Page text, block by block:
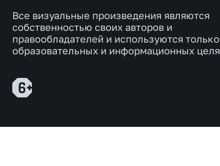
Все визуальные произведения являются
собственностью своих авторов и
правообладателей и используются
образовательных и информационных